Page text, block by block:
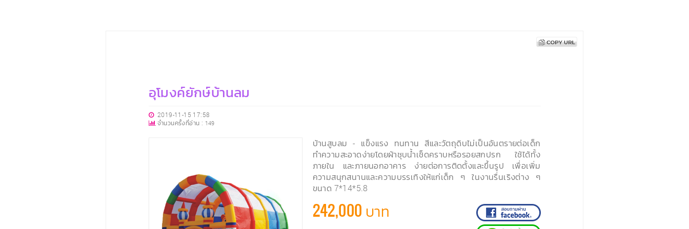
อุโมงค์ยักษ์บ้านลม
2019-11-15 17:58
จำนวนครั้งที่อ่าน : 149
บ้านสูบลม - แข็งแรง ทนทาน สีและวัตถุดิบไม่เป็นอันตรายต่อเด็ก
ทำความสะอาดง่ายโดยผ้าชุบน้ำเช็ดคราบหรือรอยสกปรก ใช้ได้ทั้ง
ภายใน และภายนอกอาคาร ง่ายต่อการติดตั้งและขึ้นรูป เพื่อเพิ่ม
ความสนุกสนานและความบรรเทิงให้แก่เด็ก ๆ ในงานรื่นเริงต่าง ๆ
ขนาด 7*14*5.8
242,000 บาท